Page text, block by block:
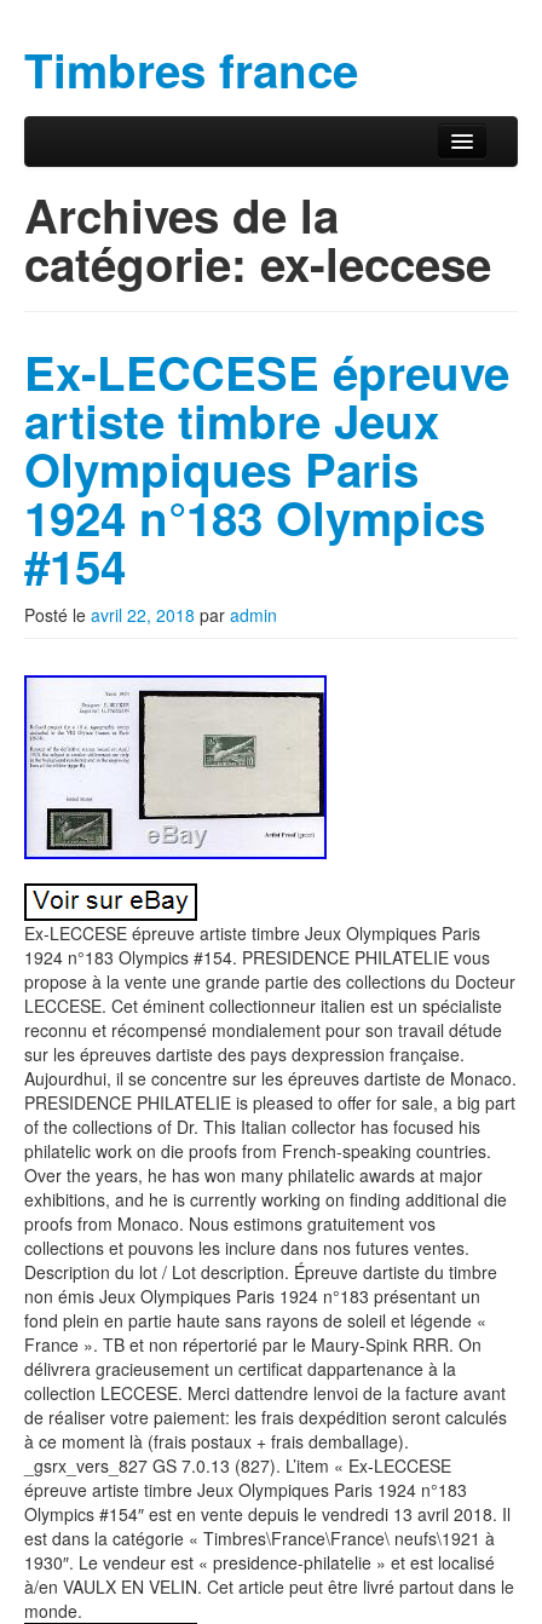
Timbres france
Menu principal
Archives de la
catégorie: ex-leccese
Ex-LECCESE épreuve
artiste timbre Jeux
Olympiques Paris
1924 n°183 Olympics
#154
Posté le avril 22, 2018 par admin
Ex-LECCESE épreuve artiste timbre Jeux Olympiques Paris
1924 n°183 Olympics #154. PRESIDENCE PHILATELIE vous
propose à la vente une grande partie des collections du Docteur
LECCESE. Cet éminent collectionneur italien est un spécialiste
reconnu et récompensé mondialement pour son travail détude
sur les épreuves dartiste des pays dexpression française.
Aujourdhui, il se concentre sur les épreuves dartiste de Monaco.
PRESIDENCE PHILATELIE is pleased to offer for sale, a big part
of the collections of Dr. This Italian collector has focused his
philatelic work on die proofs from French-speaking countries.
Over the years, he has won many philatelic awards at major
exhibitions, and he is currently working on finding additional die
proofs from Monaco. Nous estimons gratuitement vos
collections et pouvons les inclure dans nos futures ventes.
Description du lot / Lot description. Épreuve dartiste du timbre
non émis Jeux Olympiques Paris 1924 n°183 présentant un
fond plein en partie haute sans rayons de soleil et légende «
France ». TB et non répertorié par le Maury-Spink RRR. On
délivrera gracieusement un certificat dappartenance à la
collection LECCESE. Merci dattendre lenvoi de la facture avant
de réaliser votre paiement: les frais dexpédition seront calculés
à ce moment là (frais postaux + frais demballage).
_gsrx_vers_827 GS 7.0.13 (827). L’item « Ex-LECCESE
épreuve artiste timbre Jeux Olympiques Paris 1924 n°183
Olympics #154″ est en vente depuis le vendredi 13 avril 2018. Il
est dans la catégorie « Timbres\France\France\ neufs\1921 à
1930″. Le vendeur est « presidence-philatelie » et est localisé
à/en VAULX EN VELIN. Cet article peut être livré partout dans le
monde.